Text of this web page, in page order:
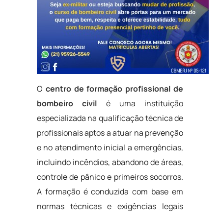
O centro de formação profissional de
bombeiro civil é uma instituição
especializada na qualificação técnica de
profissionais aptos a atuar na prevenção
e no atendimento inicial a emergências,
incluindo incêndios, abandono de áreas,
controle de pânico e primeiros socorros.
A formação é conduzida com base em
normas técnicas e exigências legais